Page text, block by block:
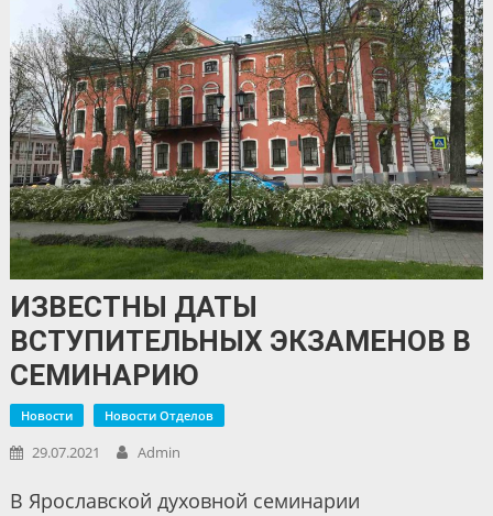
ИЗВЕСТНЫ ДАТЫ
ВСТУПИТЕЛЬНЫХ ЭКЗАМЕНОВ В
СЕМИНАРИЮ
Новости Новости Отделов
29.07.2021 Admin
В Ярославской духовной семинарии